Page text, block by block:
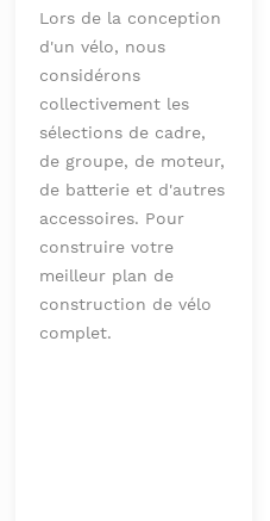
Lors de la conception
d'un vélo, nous
considérons
collectivement les
sélections de cadre,
de groupe, de moteur,
de batterie et d'autres
accessoires. Pour
construire votre
meilleur plan de
construction de vélo
complet.